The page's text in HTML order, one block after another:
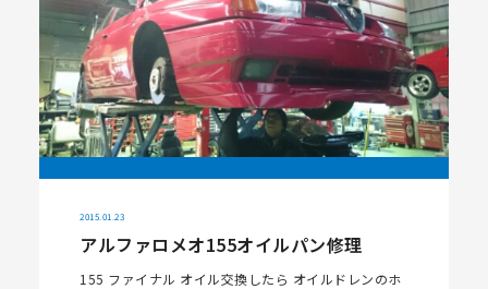
2015.01.23
アルファロメオ155オイルパン修理
155 ファイナル オイル交換したら オイルドレンのホ